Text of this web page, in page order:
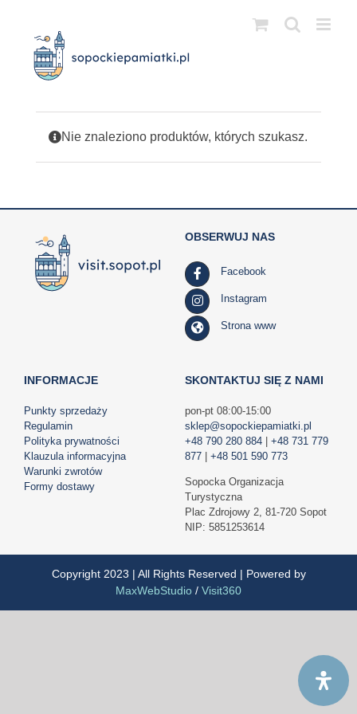
zawartości
Nie znaleziono produktów, których szukasz.
INFORMACJE
Punkty sprzedaży
Regulamin
Polityka prywatności
Klauzula informacyjna
Warunki zwrotów
Formy dostawy
OBSERWUJ NAS
Facebook
Instagram
Strona www
SKONTAKTUJ SIĘ Z NAMI
pon-pt 08:00-15:00
sklep@sopockiepamiatki.pl
+48 790 280 884| +48 731 779
877| +48 501 590 773
Sopocka Organizacja
Turystyczna
Plac Zdrojowy 2, 81-720 Sopot
NIP: 5851253614
Copyright 2023 | All Rights Reserved | Powered by
MaxWebStudio / Visit360